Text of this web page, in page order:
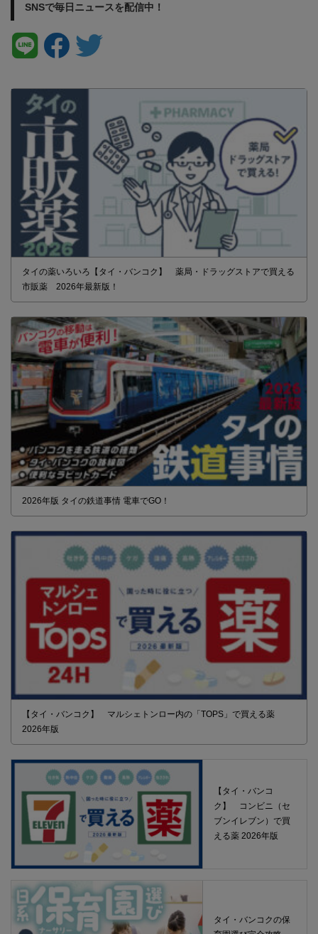
SNSで毎日ニュースを配信中！
タイの薬いろいろ【タイ・バンコク】 薬局・ドラッグストアで買える
市販薬 2026年最新版！
2026年版 タイの鉄道事情 電車でGO！
【タイ・バンコク】 マルシェトンロー内の「TOPS」で買える薬
2026年版
【タイ・バンコ
ク】 コンビニ（セ
ブンイレブン）で買
える薬 2026年版
タイ・バンコクの保